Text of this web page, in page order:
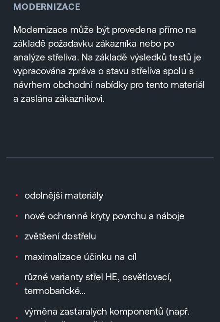
MODERNIZACE
Modernizace může být provedena přímo na
základě požadavku zákazníka nebo po
analýze střeliva. Na základě výsledků testů je
vypracována zpráva o stavu střeliva spolu s
návrhem obchodní nabídky pro tento materiál
a zaslána zákazníkovi.
odolnější materiály
nové ochranné kryty povrchu a náboje
zvětšení dostřelu
maximalizace účinku na cíl
různé varianty střel HE, osvětlovací,
termobarické...
výměna zastaralých komponentů (např.